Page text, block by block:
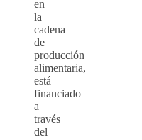
en
la
cadena
de
producción
alimentaria,
está
financiado
a
través
del